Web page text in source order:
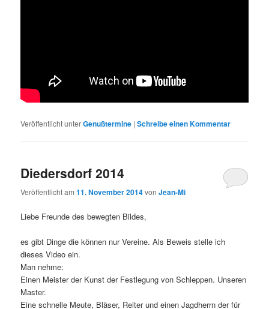
Veröffentlicht unterGenußtermine |Schreibe einen Kommentar
Diedersdorf 2014
Veröffentlicht am11. November 2014vonJean-Mi
Liebe Freunde des bewegten Bildes,
es gibt Dinge die können nur Vereine. Als Beweis stelle ich
dieses Video ein.
Man nehme:
Einen Meister der Kunst der Festlegung von Schleppen. Unseren
Master.
Eine schnelle Meute, Bläser, Reiter und einen Jagdherrn der für